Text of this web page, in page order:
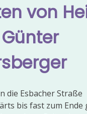
von
die Esbacher Straße
bis fast zum Ende